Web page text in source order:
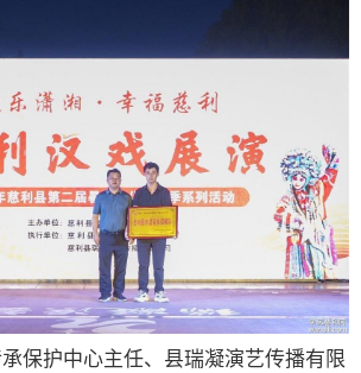
护中心主任、县瑞凝演艺传播有限